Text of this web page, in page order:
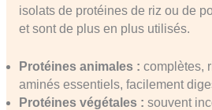
isolats de protéines de riz ou de
et sont de plus en plus utilisés.
Protéines animales : complètes,
aminés essentiels, facilement
Protéines végétales : souvent